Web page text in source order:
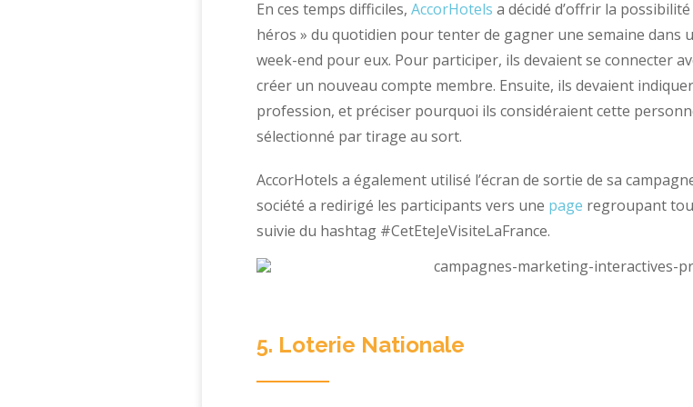
En ces temps difficiles, AccorHotels a décidé d’offrir la
héros » du quotidien pour tenter de gagner une semaine dans
week-end pour eux. Pour participer, ils devaient se connecter
créer un nouveau compte membre. Ensuite, ils devaient
profession, et préciser pourquoi ils considéraient cette
sélectionné par tirage au sort.
AccorHotels a également utilisé l’écran de sortie de sa
société a redirigé les participants vers une page regroupant
suivie du hashtag #CetEteJeVisiteLaFrance.
5. Loterie Nationale